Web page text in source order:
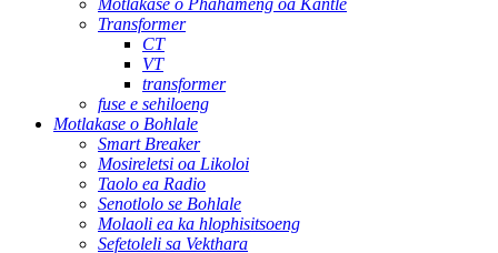
Motlakase o Phahameng oa Kantle
Transformer
CT
VT
transformer
fuse e sehiloeng
Motlakase o Bohlale
Smart Breaker
Mosireletsi oa Likoloi
Taolo ea Radio
Senotlolo se Bohlale
Molaoli ea ka hlophisitsoeng
Sefetoleli sa Vekthara